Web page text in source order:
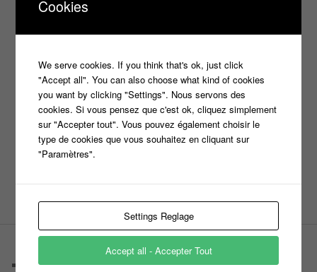
Koh Lantalaurence boccolini le maillon faible
Maestro Masters money drop
n'oubliez pas les paroles
N'oubliez pas les paroles naguinoplp nrj12
Castings
Cookies
We serve cookies. If you think that's ok, just click
"Accept all". You can also choose what kind of cookies
you want by clicking "Settings". Nous servons des
cookies. Si vous pensez que c'est ok, cliquez simplement
sur "Accepter tout". Vous pouvez également choisir le
type de cookies que vous souhaitez en cliquant sur
"Paramètres".
Settings Reglage
Accept all - Accepter Tout